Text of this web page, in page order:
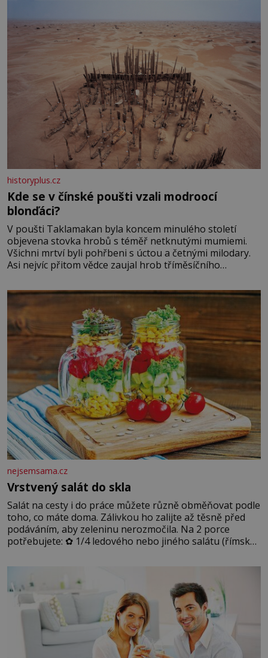
historyplus.cz
Kde se v čínské poušti vzali modroocí
blonďáci?
V poušti Taklamakan byla koncem minulého století
objevena stovka hrobů s téměř netknutými mumiemi.
Všichni mrtví byli pohřbeni s úctou a četnými milodary.
Asi nejvíc přitom vědce zaujal hrob tříměsíčního
blonďaté vlásky. Fakt, že jsou těla dávných lidí nesmírně
dobře zachovalá, přičítají odborníci zdejším klimatickým
podmínkám. Sucho, prosolené písky a extrémně
nejsemsama.cz
Vrstvený salát do skla
Salát na cesty i do práce můžete různě obměňovat podle
toho, co máte doma. Zálivkou ho zalijte až těsně před
podáváním, aby zeleninu nerozmočila. Na 2 porce
potřebujete: ✿ 1/4 ledového nebo jiného salátu (římský
okurky ✿ 2 rajčata Zálivka: ✿ 4 lžíce olivového oleje ✿ 1
lžíci citronové šťávy ✿ ½ stroužku